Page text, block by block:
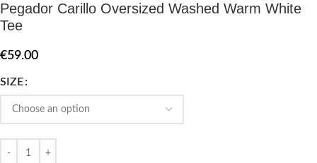
Pegador Carillo Oversized Washed Warm White
Tee
€59.00
SIZE